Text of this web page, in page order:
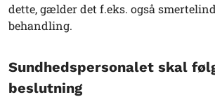
dette, gælder det f.eks. også
behandling.
Sundhedspersonalet skal
beslutning